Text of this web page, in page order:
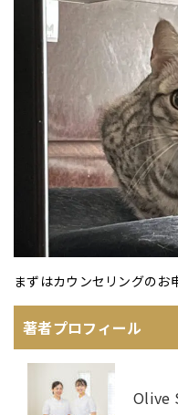
まずはカウンセリングの
著者プロフィール
Olive